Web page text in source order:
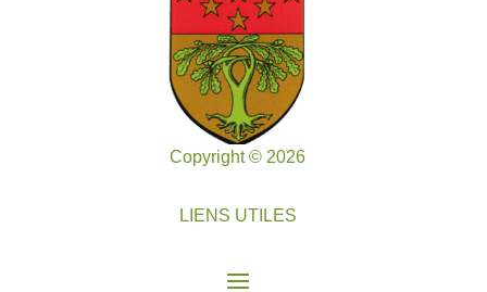
Copyright © 2026
LIENS UTILES